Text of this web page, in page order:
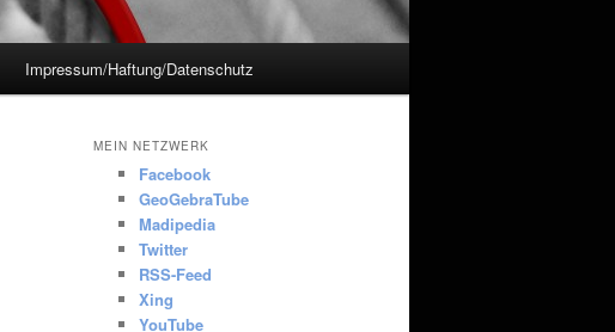
Impressum/Haftung/Datenschutz
MEIN NETZWERK
Facebook
GeoGebraTube
Madipedia
Twitter
RSS-Feed
Xing
YouTube